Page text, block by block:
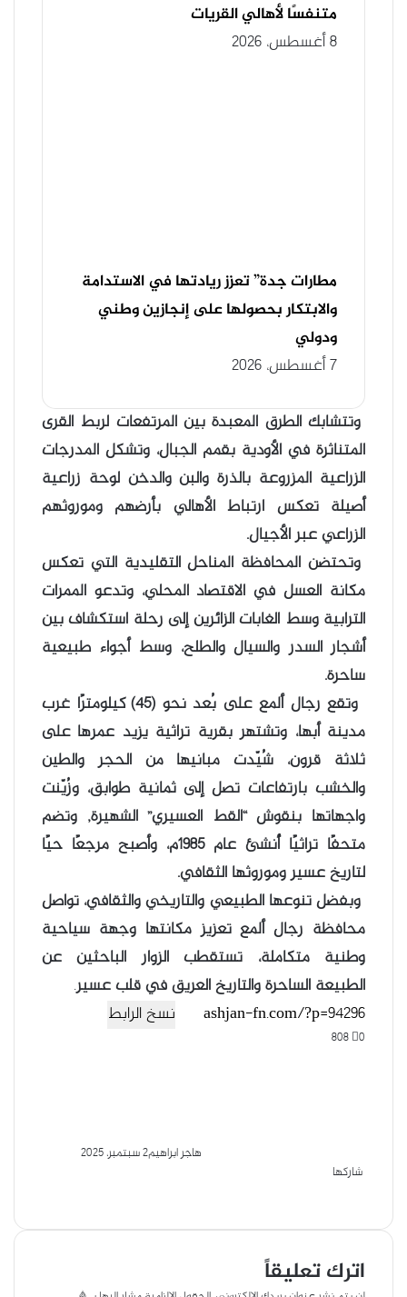
متنفسًا لأهالي القريات
8 أغسطس، 2026
مطارات جدة” تعزز ريادتها في الاستدامة
والابتكار بحصولها على إنجازين وطني
ودولي
7 أغسطس، 2026
وتتشابك الطرق المعبدة بين المرتفعات لربط القرى
المتناثرة في الأودية بقمم الجبال، وتشكل المدرجات
الزراعية المزروعة بالذرة والبن والدخن لوحة زراعية
أصيلة تعكس ارتباط الأهالي بأرضهم وموروثهم
الزراعي عبر الأجيال.
وتحتضن المحافظة المناحل التقليدية التي تعكس
مكانة العسل في الاقتصاد المحلي، وتدعو الممرات
الترابية وسط الغابات الزائرين إلى رحلة استكشاف بين
أشجار السدر والسيال والطلح، وسط أجواء طبيعية
ساحرة.
وتقع رجال ألمع على بُعد نحو (45) كيلومترًا غرب
مدينة أبها، وتشتهر بقرية تراثية يزيد عمرها على
ثلاثة قرون، شُيّدت مبانيها من الحجر والطين
والخشب بارتفاعات تصل إلى ثمانية طوابق، وزُيّنت
واجهاتها بنقوش “القط العسيري” الشهيرة, وتضم
متحفًا تراثيًا أُنشئ عام 1985م، وأصبح مرجعًا حيًا
لتاريخ عسير وموروثها الثقافي.
وبفضل تنوعها الطبيعي والتاريخي والثقافي، تواصل
محافظة رجال ألمع تعزيز مكانتها وجهة سياحية
وطنية متكاملة، تستقطب الزوار الباحثين عن
الطبيعة الساحرة والتاريخ العريق في قلب عسير.
نسخ الرابط
هاجر ابراهيم2 سبتمبر، 2025
0
شاركها
س
و
ت
ا
ب
ل
ر
يا
ك
ة
ا
ة
اترك تعليقاً